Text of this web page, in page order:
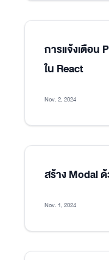
การแจ้งเตือน
ใน React
Nov. 2, 2024
สร้าง Modal
Nov. 1, 2024